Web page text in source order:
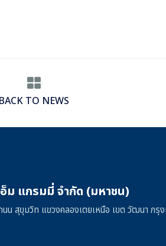
BACK TO NEWS
ม แกรมมี่ จำกัด (มหาชน)
น สุขุมวิท แขวงคลองเตยเหนือ เขต วัฒนา ก